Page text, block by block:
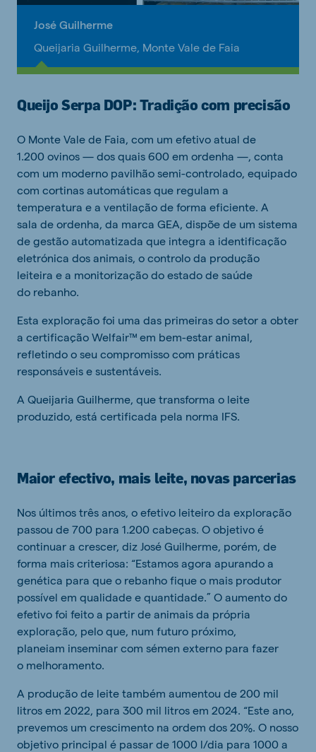
José Guilherme
Queijaria Guilherme, Monte Vale de Faia
Queijo Serpa DOP: Tradição com precisão
O Monte Vale de Faia, com um efetivo atual de
1.200 ovinos — dos quais 600 em ordenha —, conta
com um moderno pavilhão semi-controlado, equipado
com cortinas automáticas que regulam a
temperatura e a ventilação de forma eficiente. A
sala de ordenha, da marca GEA, dispõe de um sistema
de gestão automatizada que integra a identificação
eletrónica dos animais, o controlo da produção
leiteira e a monitorização do estado de saúde
do rebanho.
Esta exploração foi uma das primeiras do setor a obter
a certificação Welfair™ em bem-estar animal,
refletindo o seu compromisso com práticas
responsáveis e sustentáveis.
A Queijaria Guilherme, que transforma o leite
produzido, está certificada pela norma IFS.
Maior efectivo, mais leite, novas parcerias
Nos últimos três anos, o efetivo leiteiro da exploração
passou de 700 para 1.200 cabeças. O objetivo é
continuar a crescer, diz José Guilherme, porém, de
forma mais criteriosa: “Estamos agora apurando a
genética para que o rebanho fique o mais produtor
possível em qualidade e quantidade.” O aumento do
efetivo foi feito a partir de animais da própria
exploração, pelo que, num futuro próximo,
planeiam inseminar com sémen externo para fazer
o melhoramento.
A produção de leite também aumentou de 200 mil
litros em 2022, para 300 mil litros em 2024. “Este ano,
prevemos um crescimento na ordem dos 20%. O nosso
objetivo principal é passar de 1000 l/dia para 1000 a